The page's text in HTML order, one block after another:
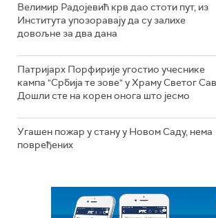
Велимир Радојевић крв дао стоти пут, из
Института упозоравају да су залихе
довољне за два дана
Патријарх Порфирије угостио учеснике
кампа "Србија те зове" у Храму Светог
Дошли сте на корен онога што јесмо
Угашен пожар у стану у Новом Саду, нема
повређених